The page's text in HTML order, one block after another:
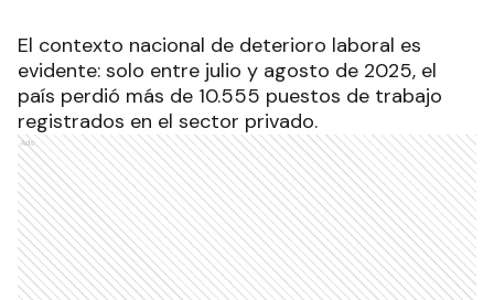
El contexto nacional de deterioro laboral es
evidente: solo entre julio y agosto de 2025, el
país perdió más de 10.555 puestos de trabajo
registrados en el sector privado.
Ads